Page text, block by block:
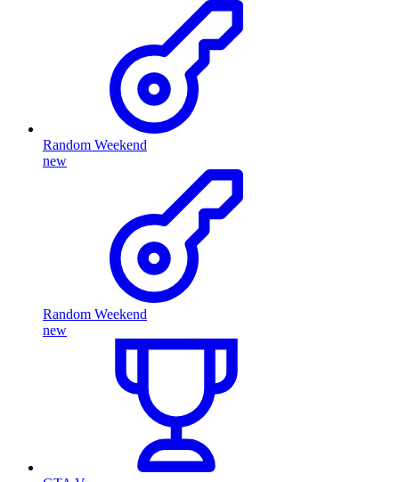
Random Weekend
new
Random Weekend
new